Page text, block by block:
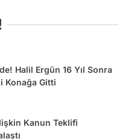
Halil Ergün 16 Yıl Sonra
Konağa Gitti
Kanun Teklifi